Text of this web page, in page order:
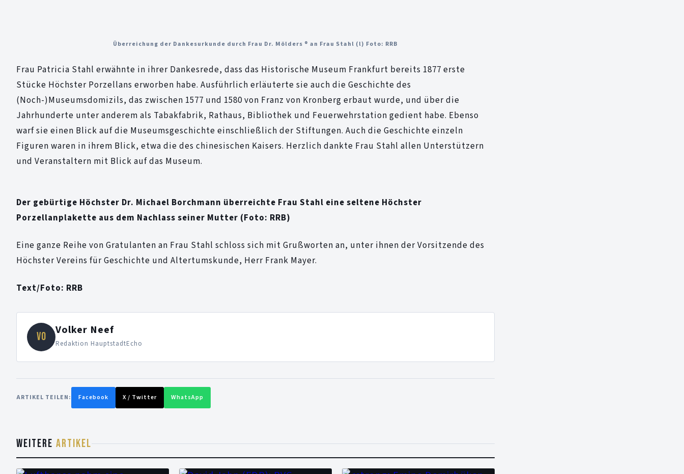
Überreichung der Dankesurkunde durch Frau Dr. Mölders ® an Frau Stahl (l) Foto: RRB
Frau Patricia Stahl erwähnte in ihrer Dankesrede, dass das Historische Museum Frankfurt bereits 1877 erste
Stücke Höchster Porzellans erworben habe. Ausführlich erläuterte sie auch die Geschichte des
(Noch-)Museumsdomizils, das zwischen 1577 und 1580 von Franz von Kronberg erbaut wurde, und über die
Jahrhunderte unter anderem als Tabakfabrik, Rathaus, Bibliothek und Feuerwehrstation gedient habe. Ebenso
warf sie einen Blick auf die Museumsgeschichte einschließlich der Stiftungen. Auch die Geschichte einzeln
Figuren waren in ihrem Blick, etwa die des chinesischen Kaisers. Herzlich dankte Frau Stahl allen Unterstützern
und Veranstaltern mit Blick auf das Museum.
Der gebürtige Höchster Dr. Michael Borchmann überreichte Frau Stahl eine seltene Höchster
Porzellanplakette aus dem Nachlass seiner Mutter (Foto: RRB)
Eine ganze Reihe von Gratulanten an Frau Stahl schloss sich mit Grußworten an, unter ihnen der Vorsitzende des
Höchster Vereins für Geschichte und Altertumskunde, Herr Frank Mayer.
Text/Foto: RRB
VO Volker Neef
Redaktion HauptstadtEcho
ARTIKEL TEILEN: Facebook X / Twitter WhatsApp
WEITERE ARTIKEL